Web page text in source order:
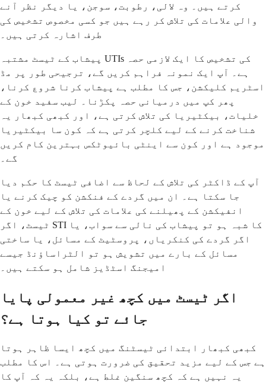
کرتے ہیں۔ وہ لالی، رطوبت، سوجن، یا دیگر نظر آنے
والی علامات کی تلاش کر رہے ہیں جو کسی مخصوص تشخیص کی
طرف اشارہ کرتی ہیں۔
پیشاب کے ٹیسٹ مشتبہ UTIs کی تشخیص کا ایک لازمی حصہ
ہے۔ آپ ایک نمونہ فراہم کریں گے، ترجیحی طور پر مڈ
اسٹریم کلیکشن، جس کا مطلب ہے پیشاب کرنا شروع کرنا،
پھر کپ میں درمیانی حصہ پکڑنا۔ لیب سفید خون کے
خلیات، بیکٹیریا کی تلاش کرتی ہے، اور کبھی کبھار یہ
شناخت کرنے کے لیے کلچر کرتی ہے کہ کون سا بیکٹیریا
موجود ہے اور کون سے اینٹی بائیوٹکس بہترین کام کریں
گے۔
آپ کے ڈاکٹر کی تلاش کے لحاظ سے اضافی ٹیسٹ کا حکم دیا
جا سکتا ہے۔ ان میں گردے کے فنکشن کو چیک کرنے یا
انفیکشن کے پھیلنے کی علامات کی تلاش کے لیے خون کے
ٹیسٹ، اگر STI کا شبہ ہو تو پیشاب کی نالی سے سواب، یا
اگر گردے کی کنکریاں، پروسٹیٹ کے مسائل، یا ساختی
مسائل کے بارے میں تشویش ہو تو الٹراساؤنڈ جیسے
امیجنگ اسٹڈیز شامل ہو سکتے ہیں۔
اگر ٹیسٹ میں کچھ غیر معمولی پایا
جائے تو کیا ہوتا ہے؟
کبھی کبھار ابتدائی ٹیسٹنگ میں کچھ ایسا ظاہر ہوتا
ہے جس کے لیے مزید تحقیق کی ضرورت ہوتی ہے۔ اس کا مطلب
یہ نہیں ہے کہ کچھ سنگین غلط ہے، بلکہ یہ کہ آپ کا